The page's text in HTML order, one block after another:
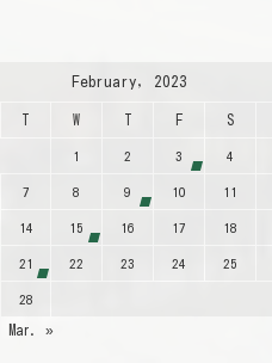
February, 2023
T W T F S
1 2 3 4
7 8 9 10 11
14 15 16 17 18
21 22 23 24 25
28
Mar. »